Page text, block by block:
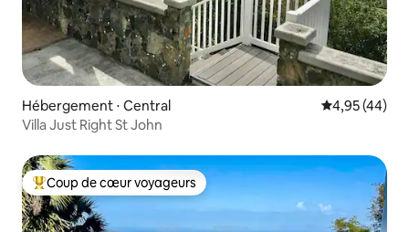
Hébergement ⋅ Central Évaluation
4,95 (44)
Villa Just Right St John
Coups de cœur voyageurs les plus appréciés
Coup de cœur voyageurs